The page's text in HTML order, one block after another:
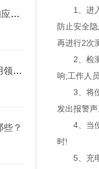
分析气体检测仪中的T90\T50响应时间
在线式二氧化碳检测仪在其应用领域发挥的作用
？
1、进入
防止安全
再进行2次
2、检测
响;工作人
3、将便
发出报警
4、当便
时!
5、充电